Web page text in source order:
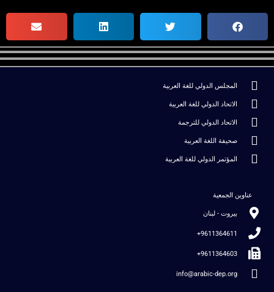
المجلس الدولي للغة العربية
الاتحاد الدولي للغة العربية
الاتحاد الدولي للترجمة
صحيفة اللغة العربية
المؤتمر الدولي للغة العربية
عناوين الجمعية
بيروت - لبنان
9611364611+
9611364603+
info@arabic-dep.org